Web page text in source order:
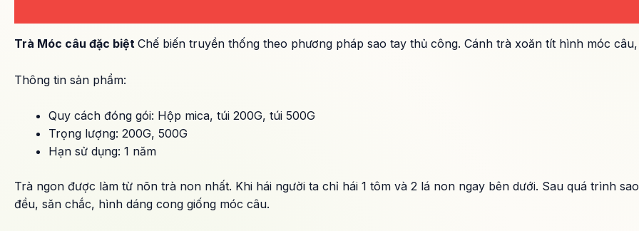
Trà Móc câu đặc biệt Chế biến truyền thống theo phương pháp sao tay thủ công. Cánh trà xoăn tít hình móc
Thông tin sản phẩm:
Quy cách đóng gói: Hộp mica, túi 200G, túi 500G
Trọng lượng: 200G, 500G
Hạn sử dụng: 1 năm
Trà ngon được làm từ nõn trà non nhất. Khi hái người ta chỉ hái 1 tôm và 2 lá non ngay bên dưới. Sau quá trình
đều, săn chắc, hình dáng cong giống móc câu.